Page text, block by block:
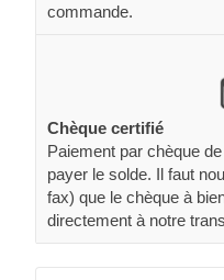
commande.
Chèque certifié
Paiement par chèque
payer le solde. Il faut
fax) que le chèque à
directement à notre